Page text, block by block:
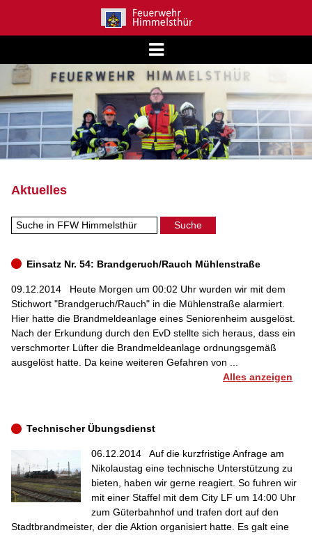
Aktuelles
Einsatz Nr. 54: Brandgeruch/Rauch Mühlenstraße
09.12.2014 Heute Morgen um 00:02 Uhr wurden wir mit dem
Stichwort "Brandgeruch/Rauch" in die Mühlenstraße alarmiert.
Hier hatte die Brandmeldeanlage eines Seniorenheim ausgelöst.
Nach der Erkundung durch den EvD stellte sich heraus, dass ein
verschmorter Lüfter die Brandmeldeanlage ordnungsgemäß
ausgelöst hatte. Da keine weiteren Gefahren von ...
Alles anzeigen
Technischer Übungsdienst
06.12.2014 Auf die kurzfristige Anfrage am
Nikolaustag eine technische Unterstützung zu
bieten, haben wir gerne reagiert. So fuhren wir
mit einer Staffel mit dem City LF um 14:00 Uhr
zum Güterbahnhof und trafen dort auf den
Stadtbrandmeister, der die Aktion organisiert hatte. Es galt eine